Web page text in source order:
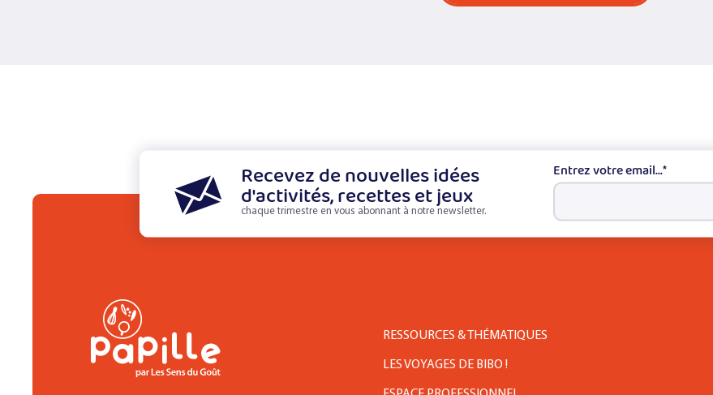
Recevez de nouvelles idées
d'activités, recettes et jeux
chaque trimestre en vous abonnant à notre newsletter.
Entrez votre email...*
RESSOURCES & THÉMATIQUES
LES VOYAGES DE BIBO !